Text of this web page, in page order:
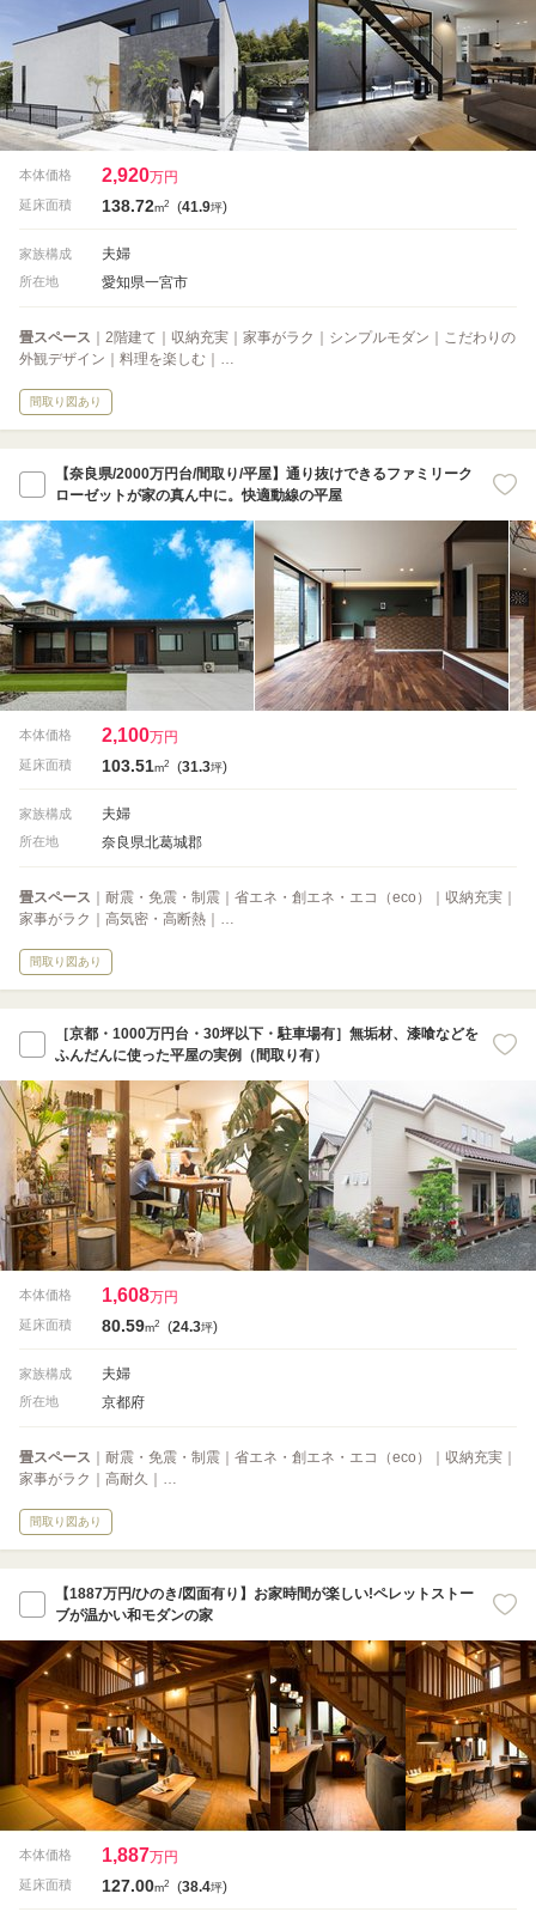
本体価格 2,920万円
延床面積 138.72m2 (41.9坪)
家族構成 夫婦
所在地 愛知県一宮市
畳スペース ｜2階建て｜収納充実｜家事がラク｜シンプルモダン｜こだわりの
外観デザイン｜料理を楽しむ｜…
間取り図あり
【奈良県/2000万円台/間取り/平屋】通り抜けできるファミリーク
ローゼットが家の真ん中に。快適動線の平屋
本体価格 2,100万円
延床面積 103.51m2 (31.3坪)
家族構成 夫婦
所在地 奈良県北葛城郡
畳スペース ｜耐震・免震・制震｜省エネ・創エネ・エコ（eco）｜収納充実｜
家事がラク｜高気密・高断熱｜…
間取り図あり
［京都・1000万円台・30坪以下・駐車場有］無垢材、漆喰などを
ふんだんに使った平屋の実例（間取り有）
本体価格 1,608万円
延床面積 80.59m2 (24.3坪)
家族構成 夫婦
所在地 京都府
畳スペース ｜耐震・免震・制震｜省エネ・創エネ・エコ（eco）｜収納充実｜
家事がラク｜高耐久｜…
間取り図あり
【1887万円/ひのき/図面有り】お家時間が楽しい!ペレットストー
ブが温かい和モダンの家
本体価格 1,887万円
延床面積 127.00m2 (38.4坪)